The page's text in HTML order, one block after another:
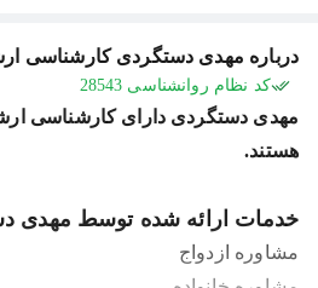
درباره مهدی دستگردی کارشناسی
کد نظام روانشناسی 28543
مهدی دستگردی دارای کارشناسی
هستند.
خدمات ارائه شده توسط مهدی
مشاوره ازدواج